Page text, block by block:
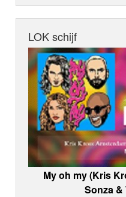
LOK schijf
My oh my (Kris
Sonza &